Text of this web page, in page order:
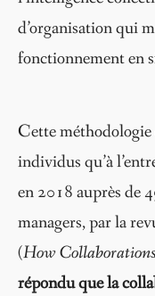
d’organisation qui
fonctionnement en
Cette
individus qu’à
en 2018 auprès de
managers, par la
(How
répondu que la